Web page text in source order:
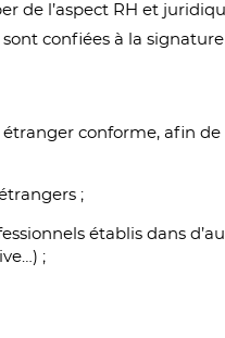
de l’aspect RH et
confiées à la
conforme, afin
;
établis dans
;